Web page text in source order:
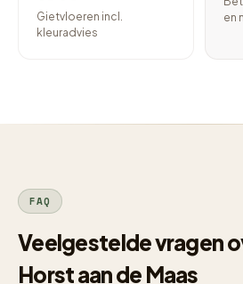
Gietvloeren incl.
kleuradvies
en
FAQ
Veelgestelde vragen
Horst aan de Maas